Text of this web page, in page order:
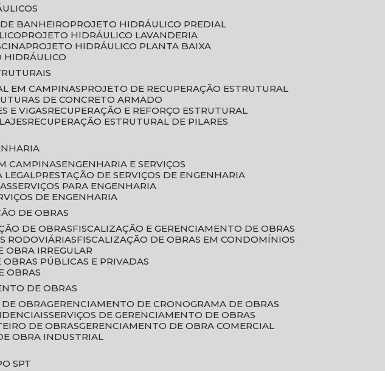
BANHEIRO
PROJETO HIDRÁULICO PREDIAL
PROJETO HIDRÁULICO LAVANDERIA
PROJETO HIDRÁULICO PLANTA BAIXA
HIDRÁULICO
EM CAMPINAS
PROJETO DE RECUPERAÇÃO ESTRUTURAL
DE CONCRETO ARMADO
E VIGAS
RECUPERAÇÃO E REFORÇO ESTRUTURAL
RECUPERAÇÃO ESTRUTURAL DE PILARES
CAMPINAS
ENGENHARIA E SERVIÇOS
LEGAL
PRESTAÇÃO DE SERVIÇOS DE ENGENHARIA
SERVIÇOS PARA ENGENHARIA
DE ENGENHARIA
DE OBRAS
DE OBRAS
FISCALIZAÇÃO E GERENCIAMENTO DE OBRAS
RODOVIÁRIAS
FISCALIZAÇÃO DE OBRAS EM CONDOMÍNIOS
OBRA IRREGULAR
OBRAS PÚBLICAS E PRIVADAS
OBRAS
DE OBRAS
DE OBRA
GERENCIAMENTO DE CRONOGRAMA DE OBRAS
SERVIÇOS DE GERENCIAMENTO DE OBRAS
DE OBRAS
GERENCIAMENTO DE OBRA COMERCIAL
OBRA INDUSTRIAL
SPT